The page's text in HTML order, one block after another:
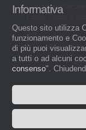
Capitale
Codice fiscale e
artigiani.it è
con Decreto
Informativa
Questo sito utilizza
funzionamento e
di più puoi
a tutti o ad alcuni
consenso".